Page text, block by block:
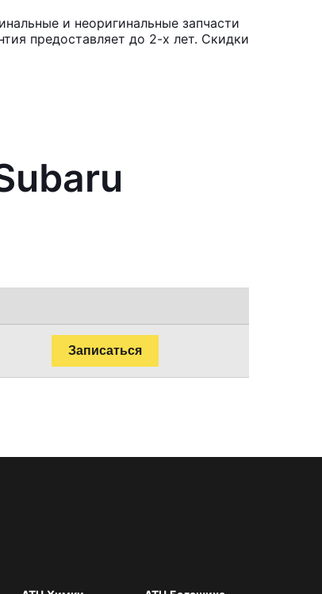
и неоригинальные запчасти
предоставляет до 2-х лет. Скидки
Записаться